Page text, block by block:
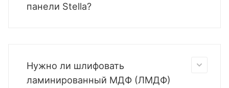
панели Stella?
Нужно ли шлифовать
ламинированный МДФ (ЛМДФ)